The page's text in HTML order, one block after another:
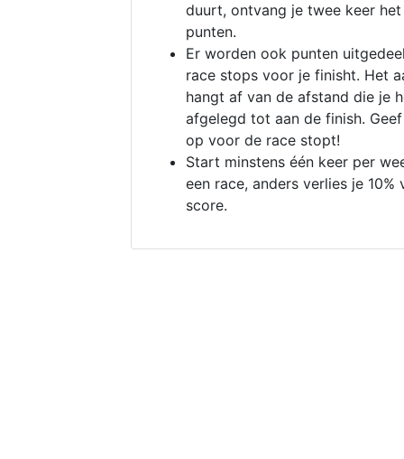
duurt, ontvang je twee keer
punten.
Er worden ook punten
race stops voor je finisht. Het
hangt af van de afstand die je
afgelegd tot aan de finish.
op voor de race stopt!
Start minstens één keer per
een race, anders verlies je 10%
score.